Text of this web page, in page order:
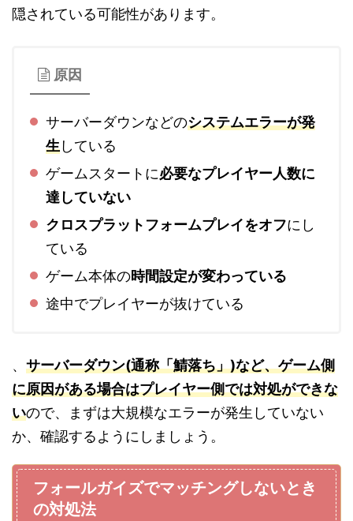
隠されている可能性があります。
原因
サーバーダウンなどのシステムエラーが発
生している
ゲームスタートに必要なプレイヤー人数に
達していない
クロスプラットフォームプレイをオフにし
ている
ゲーム本体の時間設定が変わっている
途中でプレイヤーが抜けている
、 サーバーダウン(通称「鯖落ち」)など、ゲーム側
に原因がある場合はプレイヤー側では対処ができな
いので、まずは大規模なエラーが発生していない
か、確認するようにしましょう。
フォールガイズでマッチングしないとき
の対処法